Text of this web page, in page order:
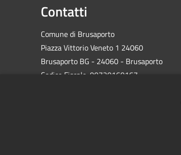
Contatti
Comune di Brusaporto
Piazza Vittorio Veneto 1 24060
Brusaporto BG - 24060 - Brusaporto
Codice Fiscale: 00720160167